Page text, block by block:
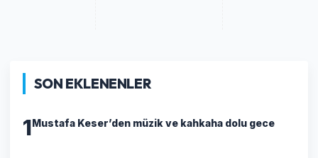
SON EKLENENLER
1Mustafa Keser’den müzik ve kahkaha dolu gece